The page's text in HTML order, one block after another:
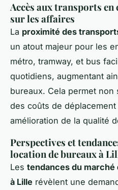
Accès aux transports
sur les affaires
La proximité des
un atout majeur pour les
métro, tramway, et bus
quotidiens, augmentant
bureaux. Cela permet
des coûts de
amélioration de la qualité
Perspectives et
location de bureaux à
Les tendances du marché
à Lille révèlent une